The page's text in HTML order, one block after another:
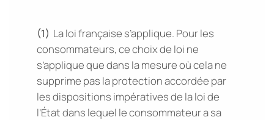
(1) La loi française s’applique. Pour les
consommateurs, ce choix de loi ne
s’applique que dans la mesure où cela ne
supprime pas la protection accordée par
les dispositions impératives de la loi de
l’État dans lequel le consommateur a sa